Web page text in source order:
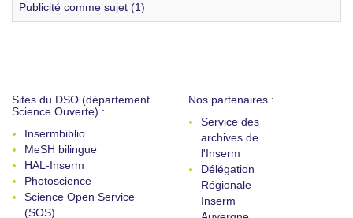
Publicité comme sujet (1)
Sites du DSO (département
Science Ouverte) :
Insermbiblio
MeSH bilingue
HAL-Inserm
Photoscience
Science Open Service
(SOS)
Nos partenaires :
Service des
archives de
l'Inserm
Délégation
Régionale
Inserm